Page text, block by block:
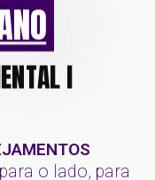
l
o lado, para